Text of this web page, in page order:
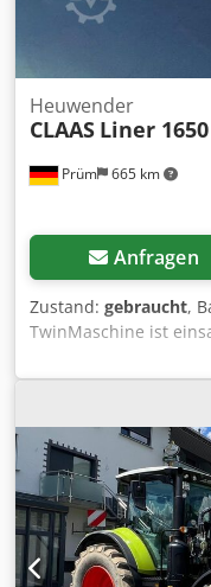
Prüm 665 km
Heuwender
CLAAS Liner 1650
Anfragen
Zustand: gebraucht,
TwinMaschine ist
7.900,00 Euro